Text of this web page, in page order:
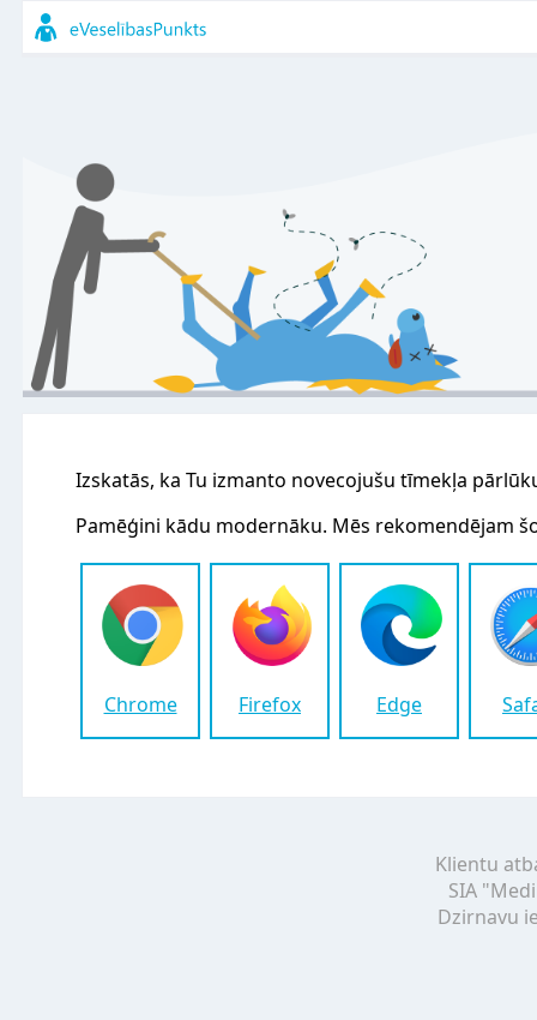
Izskatās, ka Tu izmanto novecojušu tīmekļa
Pamēģini kādu modernāku. Mēs rekomendējam
Chrome Firefox Edge
Klientu
SIA
Dzirnavu